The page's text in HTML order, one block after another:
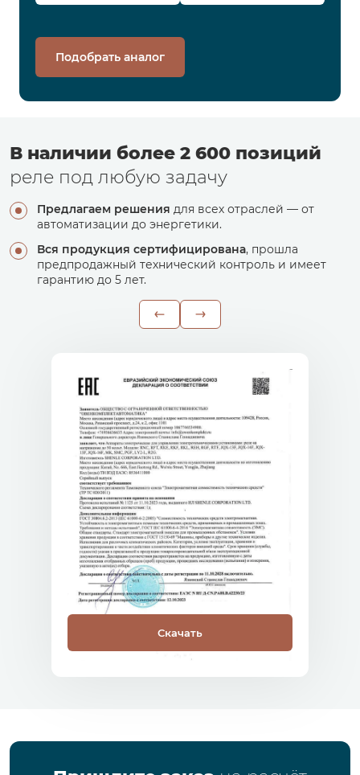
Подобрать аналог
В наличии более 2 600 позиций
реле под любую задачу
Предлагаем решения для всех отраслей — от
автоматизации до энергетики.
Вся продукция сертифицирована, прошла
предпродажный технический контроль и имеет
гарантию до 5 лет.
Скачать